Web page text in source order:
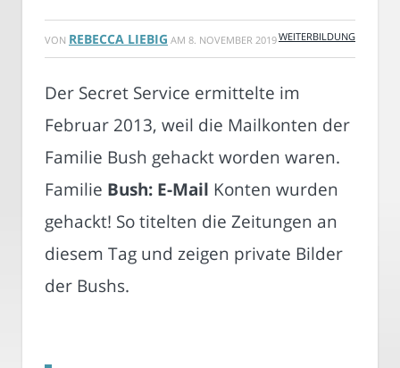
VON REBECCA LIEBIG AM 8. NOVEMBER 2019WEITERBILDUNG
Der Secret Service ermittelte im
Februar 2013, weil die Mailkonten der
Familie Bush gehackt worden waren.
Familie Bush: E-Mail Konten wurden
gehackt! So titelten die Zeitungen an
diesem Tag und zeigen private Bilder
der Bushs.